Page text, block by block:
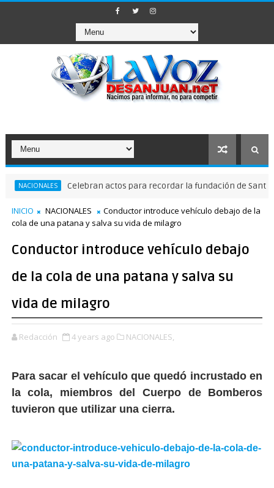
Celebran actos para recordar la fundación de Santo
INICIO NACIONALES
Conductor introduce vehículo debajo de la
cola de una patana y salva su vida de milagro
Conductor introduce vehículo debajo
de la cola de una patana y salva su
vida de milagro
Redacción 4 years ago NACIONALES,
Para sacar el vehículo que quedó incrustado en
la cola, miembros del Cuerpo de Bomberos
tuvieron que utilizar una cierra.